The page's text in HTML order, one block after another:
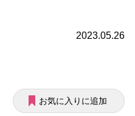
2023.05.26
お気に入りに追加